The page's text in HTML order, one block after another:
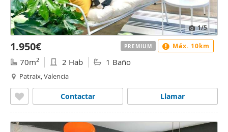
1/5
1.950€
70m2 2 Hab 1 Baño
Patraix, Valencia
Llamar
Contactar
PREMIUM Máx. 10km